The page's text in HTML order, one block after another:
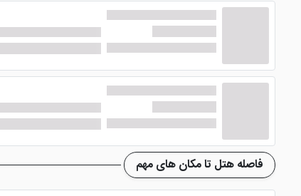
فاصله هتل تا مکان های مهم